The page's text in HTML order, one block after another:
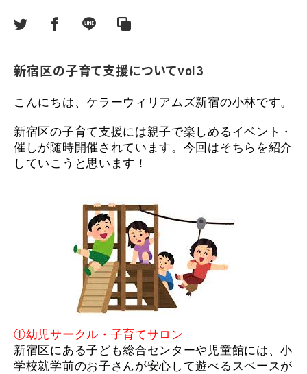
新宿区の子育て支援についてvol3
こんにちは、ケラーウィリアムズ新宿の小林です。
新宿区の子育て支援には親子で楽しめるイベント・
催しが随時開催されています。今回はそちらを紹介
していこうと思います！
①幼児サー クル・子育てサロン
新宿区にある子ども総合センターや児童館には、小
学校就学前のお子さんが安心して遊べるスペースが